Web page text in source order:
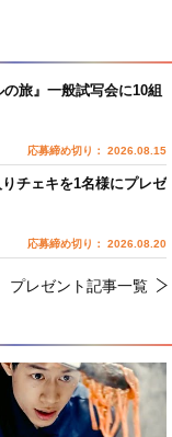
の旅』一般試写会に10組
応募締め切り： 2026.08.15
チェキを1名様にプレゼ
応募締め切り： 2026.08.20
プレゼント記事一覧